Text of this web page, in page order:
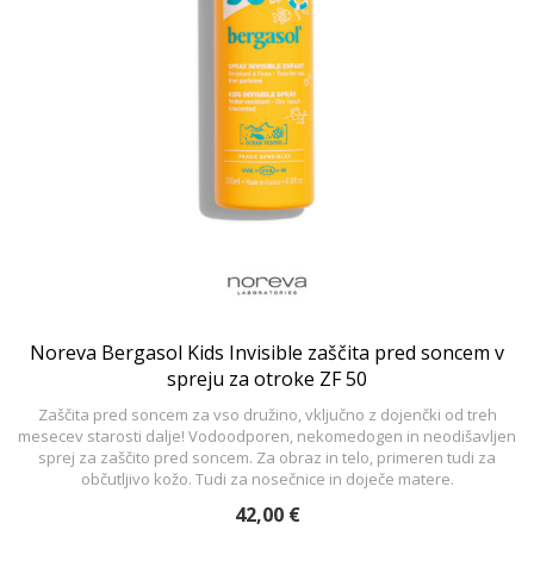
Noreva Bergasol Kids Invisible zaščita pred soncem v
spreju za otroke ZF 50
Zaščita pred soncem za vso družino, vključno z dojenčki od treh
mesecev starosti dalje! Vodoodporen, nekomedogen in neodišavljen
sprej za zaščito pred soncem. Za obraz in telo, primeren tudi za
občutljivo kožo. Tudi za nosečnice in doječe matere.
42,00 €